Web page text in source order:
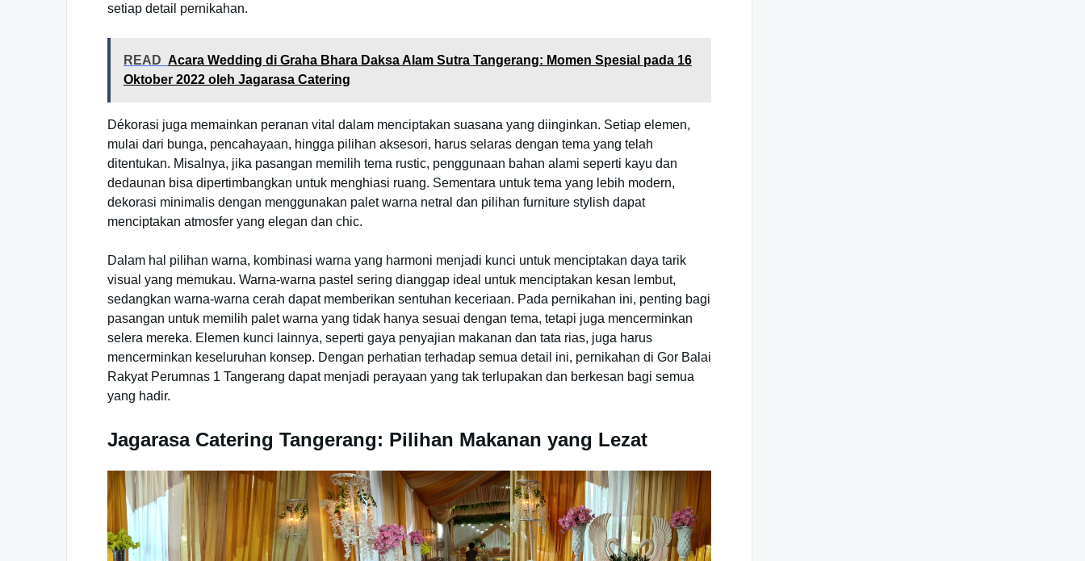
setiap detail pernikahan.
READ Acara Wedding di Graha Bhara Daksa Alam Sutra Tangerang: Momen Spesial pada 16
Oktober 2022 oleh Jagarasa Catering
Dékorasi juga memainkan peranan vital dalam menciptakan suasana yang diinginkan. Setiap elemen,
mulai dari bunga, pencahayaan, hingga pilihan aksesori, harus selaras dengan tema yang telah
ditentukan. Misalnya, jika pasangan memilih tema rustic, penggunaan bahan alami seperti kayu dan
dedaunan bisa dipertimbangkan untuk menghiasi ruang. Sementara untuk tema yang lebih modern,
dekorasi minimalis dengan menggunakan palet warna netral dan pilihan furniture stylish dapat
menciptakan atmosfer yang elegan dan chic.
Dalam hal pilihan warna, kombinasi warna yang harmoni menjadi kunci untuk menciptakan daya tarik
visual yang memukau. Warna-warna pastel sering dianggap ideal untuk menciptakan kesan lembut,
sedangkan warna-warna cerah dapat memberikan sentuhan keceriaan. Pada pernikahan ini, penting bagi
pasangan untuk memilih palet warna yang tidak hanya sesuai dengan tema, tetapi juga mencerminkan
selera mereka. Elemen kunci lainnya, seperti gaya penyajian makanan dan tata rias, juga harus
mencerminkan keseluruhan konsep. Dengan perhatian terhadap semua detail ini, pernikahan di Gor Balai
Rakyat Perumnas 1 Tangerang dapat menjadi perayaan yang tak terlupakan dan berkesan bagi semua
yang hadir.
Jagarasa Catering Tangerang: Pilihan Makanan yang Lezat